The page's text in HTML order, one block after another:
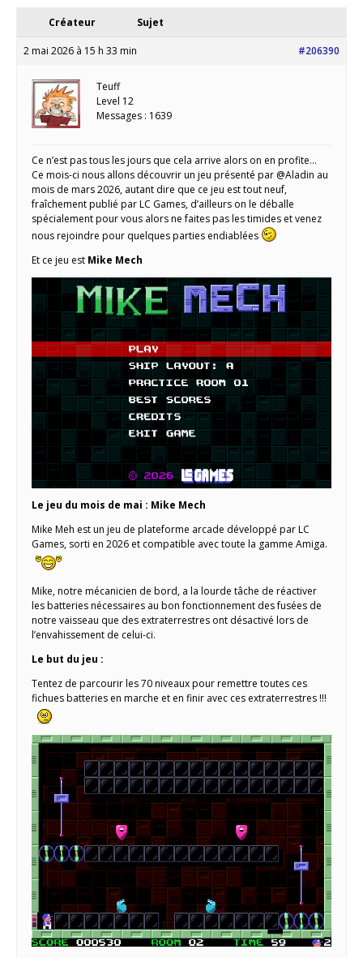
Créateur Sujet
2 mai 2026 à 15 h 33 min #206390
Teuff
Level 12
Messages : 1639
Ce n’est pas tous les jours que cela arrive alors on en profite…
Ce mois-ci nous allons découvrir un jeu présenté par @Aladin au
mois de mars 2026, autant dire que ce jeu est tout neuf,
fraîchement publié par LC Games, d’ailleurs on le déballe
spécialement pour vous alors ne faites pas les timides et venez
nous rejoindre pour quelques parties endiablées
Et ce jeu est Mike Mech
Le jeu du mois de mai : Mike Mech
Mike Meh est un jeu de plateforme arcade développé par LC
Games, sorti en 2026 et compatible avec toute la gamme Amiga.
Mike, notre mécanicien de bord, a la lourde tâche de réactiver
les batteries nécessaires au bon fonctionnement des fusées de
notre vaisseau que des extraterrestres ont désactivé lors de
l’envahissement de celui-ci.
Le but du jeu :
Tentez de parcourir les 70 niveaux pour remettre toutes ces
fichues batteries en marche et en finir avec ces extraterrestres !!!